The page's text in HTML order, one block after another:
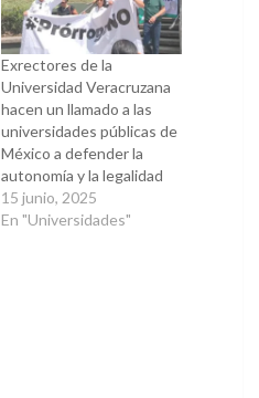
Exrectores de la
Universidad Veracruzana
hacen un llamado a las
universidades públicas de
México a defender la
autonomía y la legalidad
15 junio, 2025
En "Universidades"